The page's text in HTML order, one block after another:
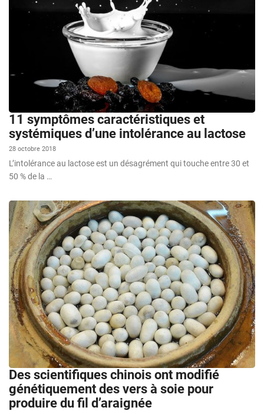
11 symptômes caractéristiques et
systémiques d’une intolérance au lactose
28 octobre 2018
L’intolérance au lactose est un désagrément qui touche entre 30 et
50 % de la …
Des scientifiques chinois ont modifié
génétiquement des vers à soie pour
produire du fil d’araignée